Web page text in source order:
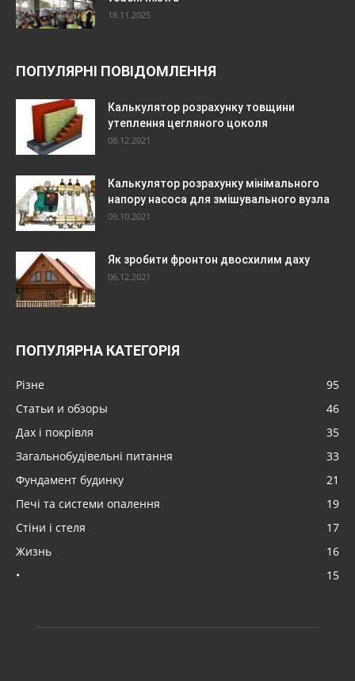
18.11.2025
ПОПУЛЯРНІ ПОВІДОМЛЕННЯ
Калькулятор розрахунку товщини
утеплення цегляного цоколя
08.12.2021
Калькулятор розрахунку мінімального
напору насоса для змішувального вузла
09.10.2021
Як зробити фронтон двосхилим даху
06.12.2021
ПОПУЛЯРНА КАТЕГОРІЯ
Різне
95
Статьи и обзоры
46
Дах і покрівля
35
Загальнобудівельні питання
33
Фундамент будинку
21
Печі та системи опалення
19
Стіни і стеля
17
Жизнь
16
•
15